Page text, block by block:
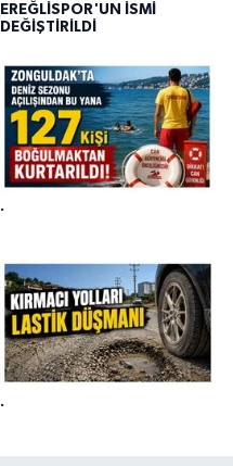
EREĞLİSPOR'UN İSMİ
DEĞİŞTİRİLDİ
.
.